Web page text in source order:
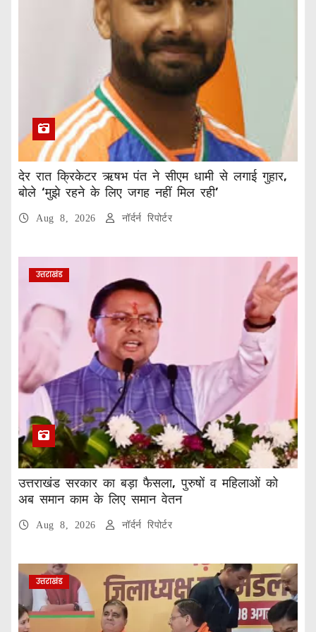
देर रात क्रिकेटर ऋषभ पंत ने सीएम धामी से लगाई गुहार,
बोले ‘मुझे रहने के लिए जगह नहीं मिल रही’
Aug 8, 2026 नॉर्दर्न रिपोर्टर
उत्तराखंड
उत्तराखंड सरकार का बड़ा फैसला, पुरुषों व महिलाओं को
अब समान काम के लिए समान वेतन
Aug 8, 2026 नॉर्दर्न रिपोर्टर
उत्तराखंड